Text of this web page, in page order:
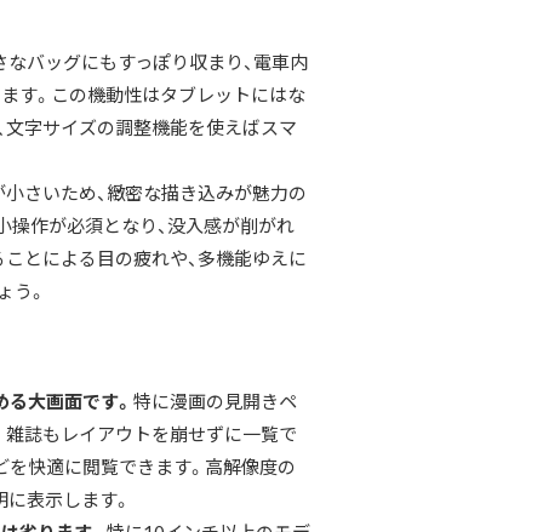
バッグにもすっぽり収まり、電車内
す。この機動性はタブレットにはな
字サイズの調整機能を使えばスマ
さいため、緻密な描き込みが魅力の
操作が必須となり、没入感が削がれ
とによる目の疲れや、多機能ゆえに
。
大画面です。 特に漫画の見開きペ
誌もレイアウトを崩せずに一覧で
快適に閲覧できます。高解像度の
表示します。